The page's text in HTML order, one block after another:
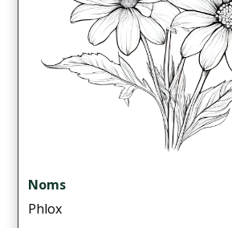
Noms
Phlox